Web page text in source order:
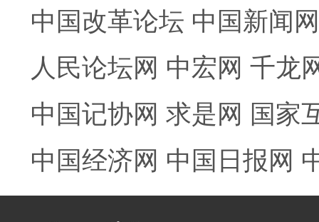
中国改革论坛 中国新闻网
人民论坛网 中宏网 千龙
中国记协网 求是网 国家
中国经济网 中国日报网